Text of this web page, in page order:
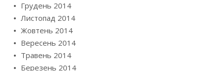
Грудень 2014
Листопад 2014
Жовтень 2014
Вересень 2014
Травень 2014
Березень 2014